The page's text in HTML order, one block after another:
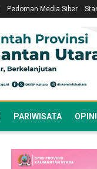
Pedoman Media Siber
PARIWISATA OPINI